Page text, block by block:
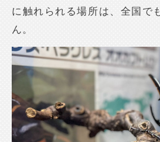
に触れられる場所は、全国で
ん。